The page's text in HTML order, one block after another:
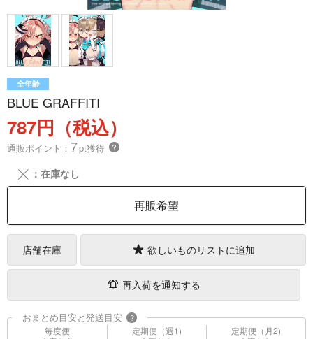
全年齢
BLUE GRAFFITI
787円（税込）
通販ポイント： 7pt獲得 ？
╳ ：在庫なし
再販希望
店舗在庫 欲しいものリストに追加
再入荷を通知する
おまとめ目安と発送目安 ?
毎度便
定期便（週1)
定期便（月2)